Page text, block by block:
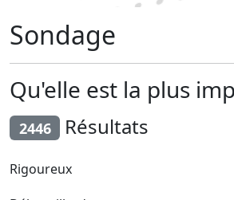
Sondage
Qu'elle est la plus
2446 Résultats
Rigoureux